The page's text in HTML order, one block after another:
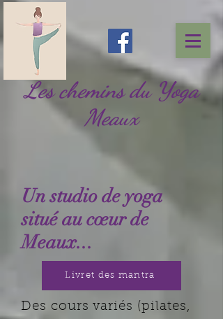
Les chemins du Yoga
Meaux
Un studio de yoga
situé au cœur de
Meaux...
Livret des mantra
Des cours variés (pilates,